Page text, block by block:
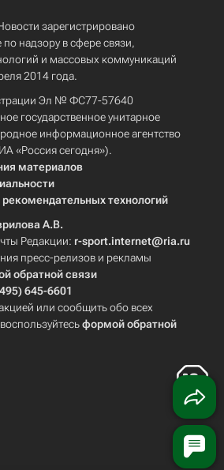
зарегистрировано
надзору в сфере связи,
и массовых коммуникаций
2014 года.
Эл № ФС77-57640
государственное унитарное
информационное агентство
«Россия сегодня»).
материалов
технологий
А.В.
Редакции: r-sport.internet@ria.ru
пресс-релизов и рекламы
обратной связи
645-6601
или сообщить обо всех
формой обратной